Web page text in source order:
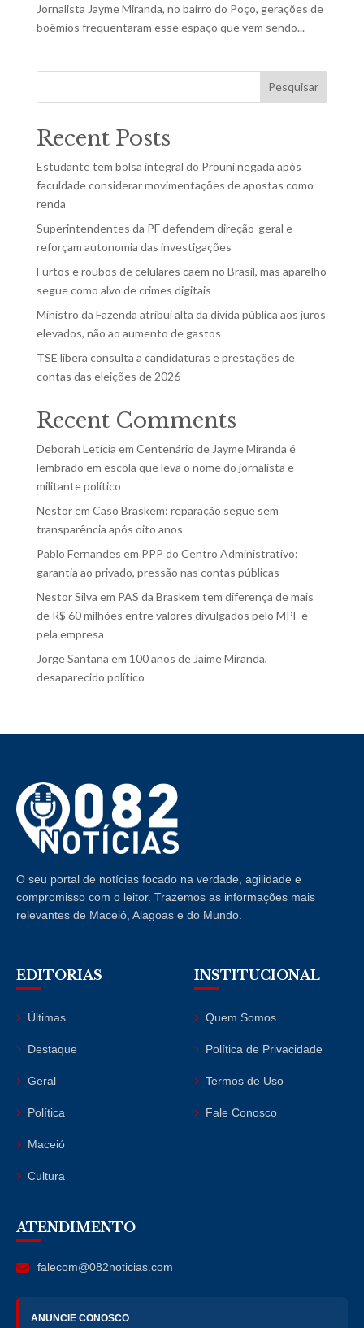
Jornalista Jayme Miranda, no bairro do Poço, gerações de
boêmios frequentaram esse espaço que vem sendo...
Pesquisar
Recent Posts
Estudante tem bolsa integral do Prouni negada após
faculdade considerar movimentações de apostas como
renda
Superintendentes da PF defendem direção-geral e
reforçam autonomia das investigações
Furtos e roubos de celulares caem no Brasil, mas aparelho
segue como alvo de crimes digitais
Ministro da Fazenda atribui alta da dívida pública aos juros
elevados, não ao aumento de gastos
TSE libera consulta a candidaturas e prestações de
contas das eleições de 2026
Recent Comments
Deborah Letícia em Centenário de Jayme Miranda é
lembrado em escola que leva o nome do jornalista e
militante político
Nestorem Caso Braskem: reparação segue sem
transparência após oito anos
Pablo Fernandes em PPP do Centro Administrativo:
garantia ao privado, pressão nas contas públicas
Nestor Silva em PAS da Braskem tem diferença de mais
de R$ 60 milhões entre valores divulgados pelo MPF e
pela empresa
Jorge Santana em 100 anos de Jaime Miranda,
desaparecido político
O seu portal de notícias focado na verdade, agilidade e
compromisso com o leitor. Trazemos as informações mais
relevantes de Maceió, Alagoas e do Mundo.
EDITORIAS
Últimas
Destaque
Geral
Política
Maceió
Cultura
INSTITUCIONAL
Quem Somos
Política de Privacidade
Termos de Uso
Fale Conosco
ATENDIMENTO
falecom@082noticias.com
ANUNCIE CONOSCO